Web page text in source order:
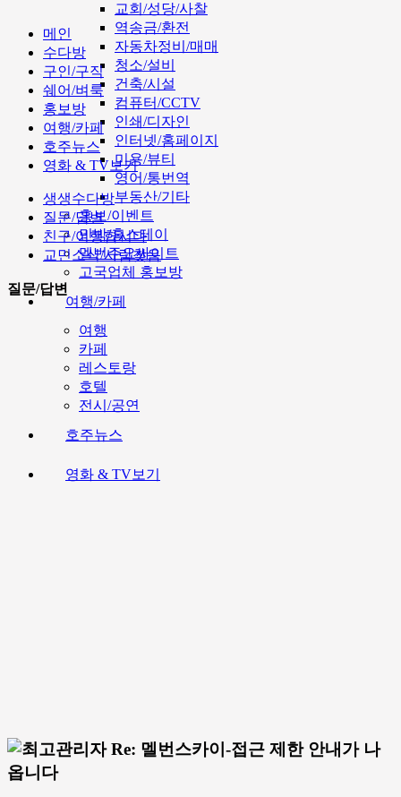
교회/성당/사찰
역송금/환전
자동차정비/매매
청소/설비
건축/시설
컴퓨터/CCTV
인쇄/디자인
인터넷/홈페이지
미용/뷰티
영어/통번역
부동산/기타
홍보/이벤트
민박/홈스테이
멜번주요싸이트
고국업체 홍보방
여행/카페
여행
카페
레스토랑
호텔
전시/공연
호주뉴스
영화 & TV보기
메인
수다방
구인/구직
쉐어/벼룩
홍보방
여행/카페
호주뉴스
영화 & TV보기
생생수다방
질문/답변
친구/여행합시다
교민소식/사람찾음
질문/답변
Re: 멜번스카이-접근 제한 안내가 나
옵니다